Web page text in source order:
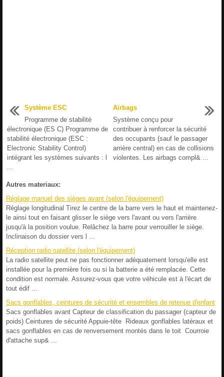
Système ESC
Programme de stabilité
électronique (ES C) Programme de
stabilité électronique (ESC :
Electronic Stability Control)
intégrant les systèmes suivants : l
...
Airbags
Système conçu pour
contribuer à renforcer la sécurité
des occupants (sauf le passager
arrière central) en cas de collisions
violentes. Les airbags compl& ...
Autres materiaux:
Réglage manuel des sièges avant (selon l'équipement)
Réglage longitudinal Tirez le centre de la barre vers le haut et maintenez-
le ainsi tout en faisant glisser le siège vers l'avant ou vers l'arrière
jusqu'à la position voulue. Relâchez la barre pour verrouiller le siège.
Inclinaison du dossier vers l ...
Réception radio satellite (selon l'équipement)
La radio satellite peut ne pas fonctionner adéquatement lorsqu'elle est
installée pour la première fois ou si la batterie a été remplacée. Cette
condition est normale. Assurez-vous que votre véhicule est à l'écart de
tout édif ...
Sacs gonflables, ceintures de sécurité et ensembles de retenue d'enfant
Sacs gonflables avant Capteur de classification du passager (capteur de
poids) Ceintures de sécurité Appuie-tête Rideaux gonflables latéraux et
sacs gonflables en cas de renversement montés dans le toit Courroie
d'attache sup& ...